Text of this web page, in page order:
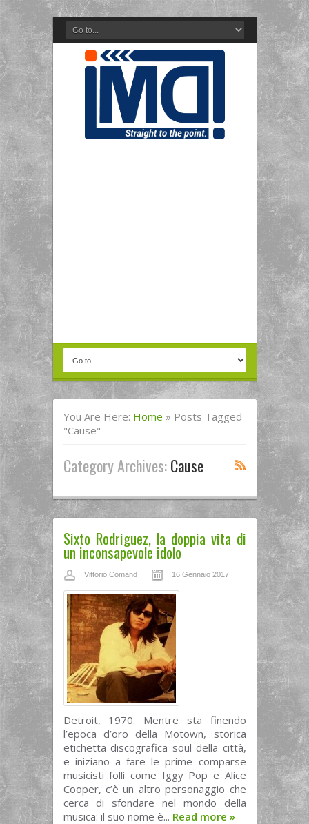
You Are Here: Home » Posts Tagged
"cause"
Category Archives:Cause
Sixto Rodriguez, la doppia vita di
un inconsapevole idolo
Vittorio Comand 16 Gennaio 2017
Detroit, 1970. Mentre sta finendo
l’epoca d’oro della Motown, storica
etichetta discografica soul della città,
e iniziano a fare le prime comparse
musicisti folli come Iggy Pop e Alice
Cooper, c’è un altro personaggio che
cerca di sfondare nel mondo della
musica: il suo nome è... Read more »